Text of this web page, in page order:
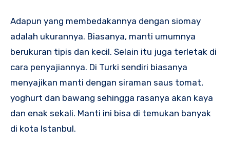
Adapun yang membedakannya dengan siomay
adalah ukurannya. Biasanya, manti umumnya
berukuran tipis dan kecil. Selain itu juga terletak di
cara penyajiannya. Di Turki sendiri biasanya
menyajikan manti dengan siraman saus tomat,
yoghurt dan bawang sehingga rasanya akan kaya
dan enak sekali. Manti ini bisa di temukan banyak
di kota Istanbul.